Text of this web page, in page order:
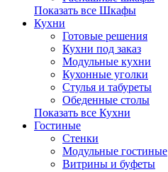
Показать все Шкафы
Кухни
Готовые решения
Кухни под заказ
Модульные кухни
Кухонные уголки
Стулья и табуреты
Обеденные столы
Показать все Кухни
Гостиные
Стенки
Модульные гостиные
Витрины и буфеты